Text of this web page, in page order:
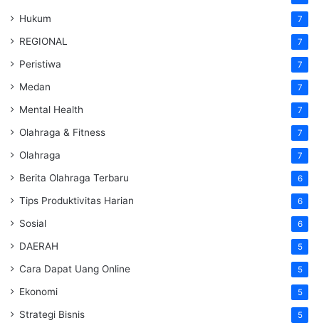
Hukum 7
REGIONAL 7
Peristiwa 7
Medan 7
Mental Health 7
Olahraga & Fitness 7
Olahraga 7
Berita Olahraga Terbaru 6
Tips Produktivitas Harian 6
Sosial 6
DAERAH 5
Cara Dapat Uang Online 5
Ekonomi 5
Strategi Bisnis 5